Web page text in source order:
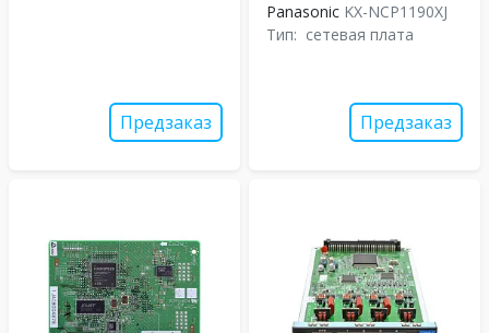
Предзаказ
Panasonic KX-NCP1190XJ
Тип: сетевая плата
Предзаказ